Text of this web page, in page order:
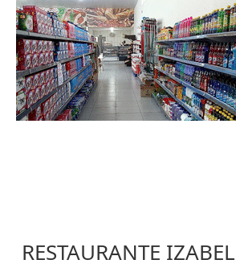
RESTAURANTE IZABEL